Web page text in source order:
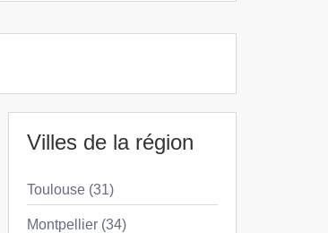
Villes de la région
Toulouse (31)
Montpellier (34)